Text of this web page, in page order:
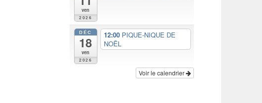
ven
2026
DÉC
18
ven
2026
12:00 PIQUE-NIQUE DE
NOËL
Voir le calendrier